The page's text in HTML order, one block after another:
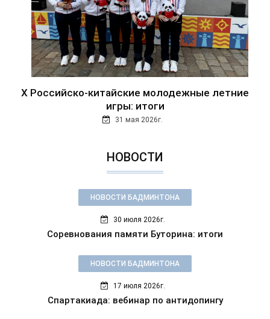
Х Российско-китайские молодежные летние
игры: итоги
31 мая 2026г.
НОВОСТИ
НОВОСТИ БАДМИНТОНА
30 июля 2026г.
Соревнования памяти Буторина: итоги
НОВОСТИ БАДМИНТОНА
17 июля 2026г.
Спартакиада: вебинар по антидопингу